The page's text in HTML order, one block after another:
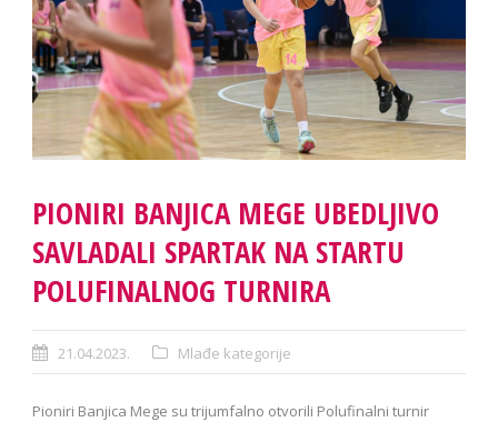
PIONIRI BANJICA MEGE UBEDLJIVO
SAVLADALI SPARTAK NA STARTU
POLUFINALNOG TURNIRA
21.04.2023. Mlađe kategorije
Pioniri Banjica Mege su trijumfalno otvorili Polufinalni turnir